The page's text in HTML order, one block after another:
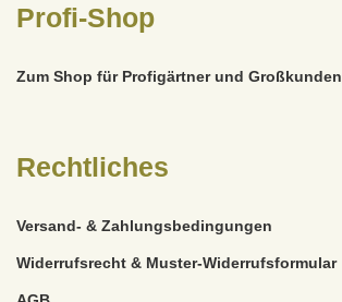
Profi-Shop
Zum Shop für Profigärtner und Großkunden
Rechtliches
Versand- & Zahlungsbedingungen
Widerrufsrecht & Muster-Widerrufsformular